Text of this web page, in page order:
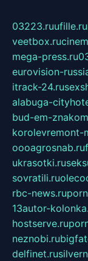
03223.ruufille.ru
veetbox.ru
mega-press.ru
eurovision-
itrack-24.ru
alabuga-
bud-em-
korolevremont-
oooagrosnab.ru
ukrasotki.ru
sovratili.ru
rbc-news.ru
13autor-
hostserve.ru
neznobi.ru
delfinet.ru